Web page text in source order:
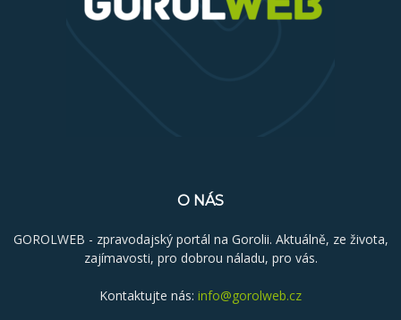
O NÁS
GOROLWEB - zpravodajský portál na Gorolii. Aktuálně, ze života,
zajímavosti, pro dobrou náladu, pro vás.
Kontaktujte nás: info@gorolweb.cz